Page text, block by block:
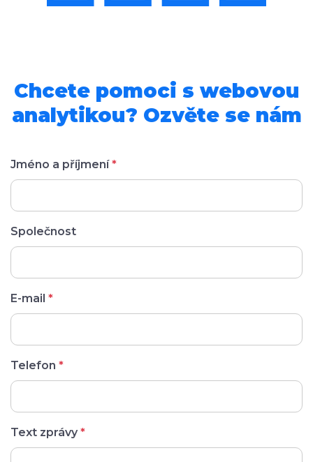
Chcete pomoci s webovou
analytikou? Ozvěte se nám
Jméno a příjmení*
Společnost
E-mail *
Telefon *
Text zprávy *